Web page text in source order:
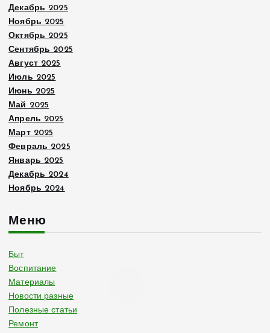
Декабрь 2025
Ноябрь 2025
Октябрь 2025
Сентябрь 2025
Август 2025
Июль 2025
Июнь 2025
Май 2025
Апрель 2025
Март 2025
Февраль 2025
Январь 2025
Декабрь 2024
Ноябрь 2024
Меню
Быт
Воспитание
Материалы
Новости разные
Полезные статьи
Ремонт